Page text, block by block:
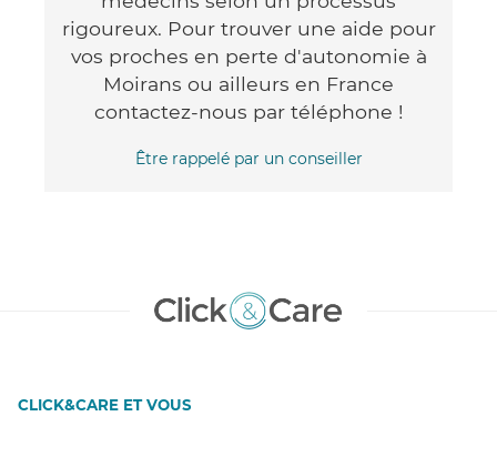
rigoureux. Pour trouver une aide pour
vos proches en perte d'autonomie à
Moirans ou ailleurs en France
contactez-nous par téléphone !
Être rappelé par un conseiller
CLICK&CARE ET VOUS